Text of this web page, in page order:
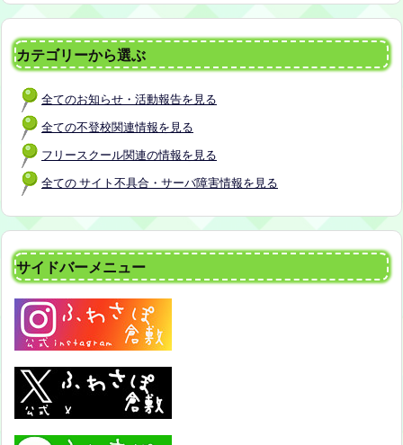
カテゴリーから選ぶ
全てのお知らせ・活動報告を見る
全ての不登校関連情報を見る
フリースクール関連の情報を見る
全ての サイト不具合・サーバ障害情報を見る
サイドバーメニュー